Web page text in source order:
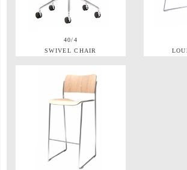
40/4
SWIVEL CHAIR